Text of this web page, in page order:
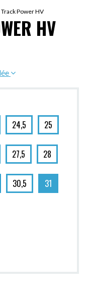
Track Power HV
HV
24,5 25
27,5 28
30,5 31